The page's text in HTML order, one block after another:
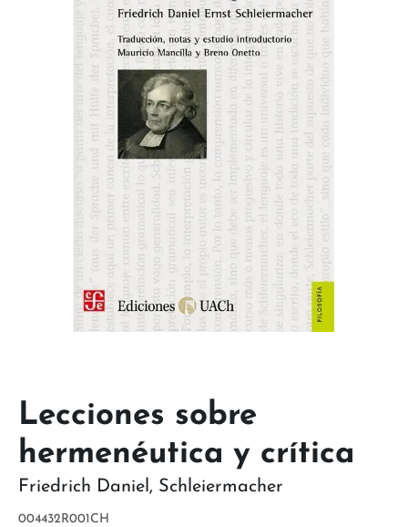
004432R001CH
Friedrich Daniel , Schleiermacher
Lecciones sobre
hermenéutica y crítica